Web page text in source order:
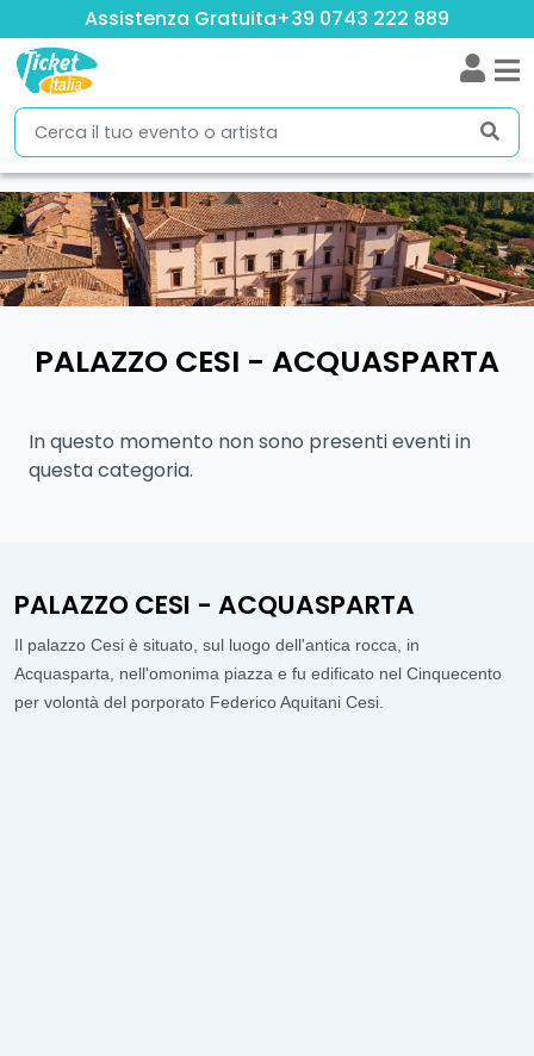
Assistenza Gratuita+39 0743 222 889
PALAZZO CESI - ACQUASPARTA
In questo momento non sono presenti eventi in
questa categoria.
PALAZZO CESI - ACQUASPARTA
Il palazzo Cesi è situato, sul luogo dell'antica rocca, in
Acquasparta, nell'omonima piazza e fu edificato nel Cinquecento
per volontà del porporato Federico Aquitani Cesi.